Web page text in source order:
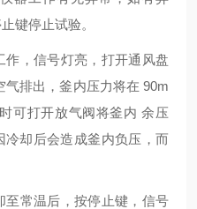
键停止试验。
作，信号灯亮，打开通风盘
气排出，釜内压力将在 90m
可打开放气阀将釜内 余压
却后会造成釜内负压，而
至常温后，按停止键，信号